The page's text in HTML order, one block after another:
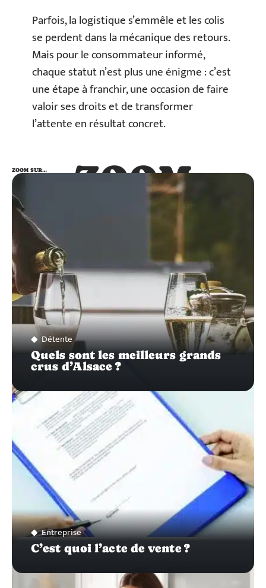
Parfois, la logistique s’emmêle et les colis
se perdent dans la mécanique des retours.
Mais pour le consommateur informé,
chaque statut n’est plus une énigme : c’est
une étape à franchir, une occasion de faire
valoir ses droits et de transformer
l’attente en résultat concret.
ZOOM
SUR…
ZOOM SUR…
Détente
Quels sont les meilleurs grands
crus d’Alsace ?
Entreprise
C’est quoi l’acte de vente ?